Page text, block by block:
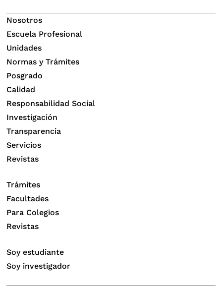
Nosotros
Escuela Profesional
Unidades
Normas y Trámites
Posgrado
Calidad
Responsabilidad Social
Investigación
Transparencia
Servicios
Revistas
Trámites
Facultades
Para Colegios
Revistas
Soy estudiante
Soy investigador